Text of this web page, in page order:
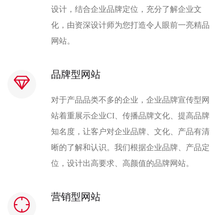
设计，结合企业品牌定位，充分了解企业文
化，由资深设计师为您打造令人眼前一亮精品
网站。
品牌型网站
对于产品品类不多的企业，企业品牌宣传型网
站着重展示企业CI、传播品牌文化、提高品牌
知名度，让客户对企业品牌、文化、产品有清
晰的了解和认识。我们根据企业品牌、产品定
位，设计出高要求、高颜值的品牌网站。
营销型网站